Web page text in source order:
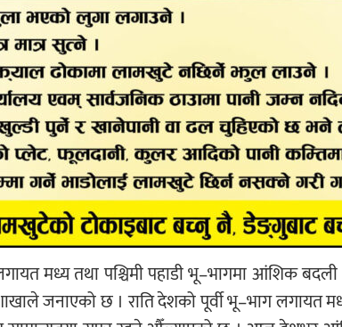
मध्य तथा पश्चिमी पहाडी भू–भागमा आंशिक
जनाएको छ । राति देशको पूर्वी भू–भाग लगायत